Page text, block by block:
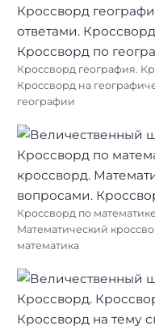
Кроссворд география.
Кроссворд на
географии
Кроссворд по
Математический
математика